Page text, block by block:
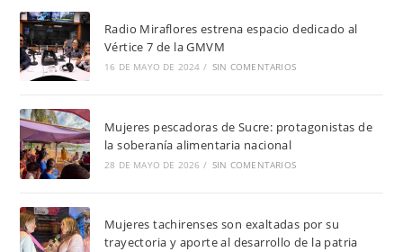
Radio Miraflores estrena espacio dedicado al
Vértice 7 de la GMVM
16 DE MAYO DE 2024 / SIN COMENTARIOS
Mujeres pescadoras de Sucre: protagonistas de
la soberanía alimentaria nacional
28 DE MAYO DE 2026 / SIN COMENTARIOS
Mujeres tachirenses son exaltadas por su
trayectoria y aporte al desarrollo de la patria